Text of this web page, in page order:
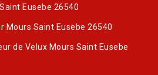
Eusebe 26540
Mours Saint Eusebe 26540
de Velux Mours Saint Eusebe